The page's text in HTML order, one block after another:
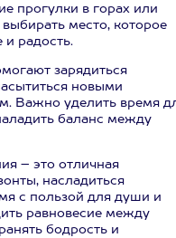
прогулки в горах или
место, которое
и радость.
зарядиться
новыми
Важно уделить время
баланс между
– это отличная
насладиться
с пользой для души и
равновесие между
бодрость и